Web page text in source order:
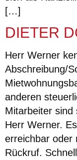
[…]
DIETER
Herr Werner
Abschreibung/
anderen
Mitarbeiter sind
Herr Werner.
erreichbar oder
Rückruf.